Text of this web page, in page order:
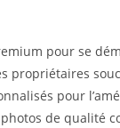
pour se
propriétaires
pour
de qualité